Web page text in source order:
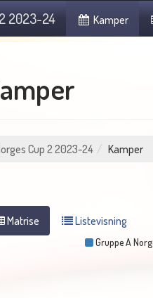
2023-24 Kamper
Cup 2 2023-24 Kamper
Matrise Listevisning
Gruppe A